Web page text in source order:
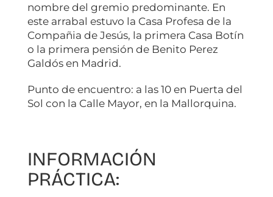
nombre del gremio predominante. En
este arrabal estuvo la Casa Profesa de la
Compañia de Jesús, la primera Casa Botín
o la primera pensión de Benito Perez
Galdós en Madrid.
Punto de encuentro: a las 10 en Puerta del
Sol con la Calle Mayor, en la Mallorquina.
INFORMACIÓN
PRÁCTICA: